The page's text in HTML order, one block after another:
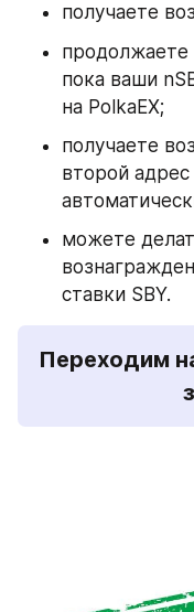
получаете
продолжаете
пока ваши
на PolkaEX;
получаете
второй
можете
ставки SBY.
Переходим